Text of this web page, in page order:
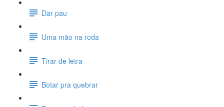
Dar pau
Uma mão na roda
Tirar de letra
Botar pra quebrar